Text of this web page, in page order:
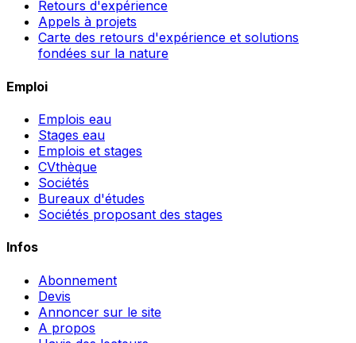
Retours d'expérience
Appels à projets
Carte des retours d'expérience et solutions
fondées sur la nature
Emploi
Emplois eau
Stages eau
Emplois et stages
CVthèque
Sociétés
Bureaux d'études
Sociétés proposant des stages
Infos
Abonnement
Devis
Annoncer sur le site
A propos